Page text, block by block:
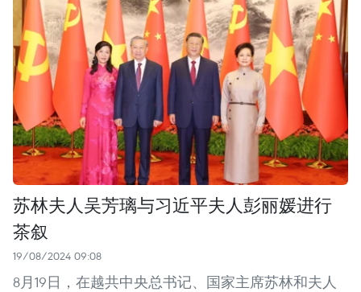
苏林夫人吴芳璃与习近平夫人彭丽媛进行
茶叙
19/08/2024 09:08
8月19日，在越共中央总书记、国家主席苏林和夫人